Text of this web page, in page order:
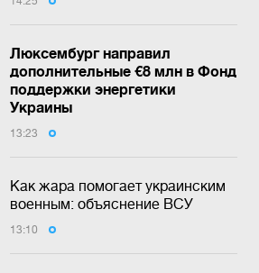
Люксембург направил
дополнительные €8 млн в Фонд
поддержки энергетики
Украины
13:23
Как жара помогает украинским
военным: объяснение ВСУ
13:10